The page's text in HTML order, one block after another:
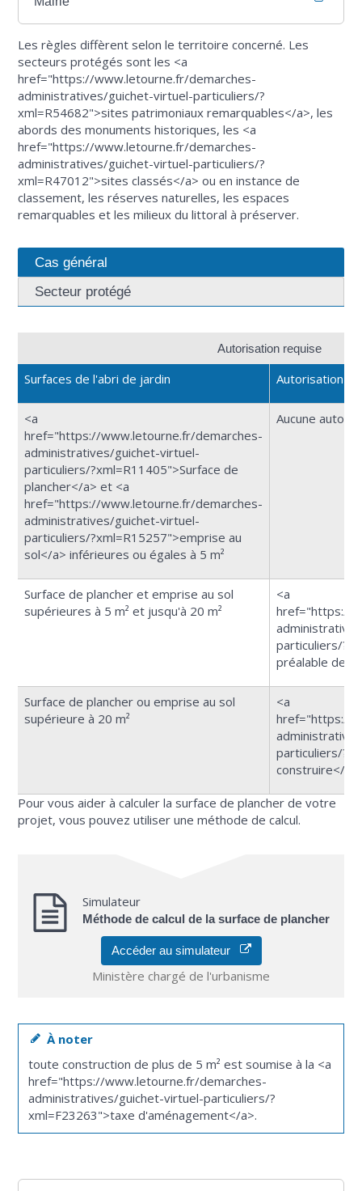
Les règles diffèrent selon le territoire concerné. Les
secteurs protégés sont les <a
href="https://www.letourne.fr/demarches-
administratives/guichet-virtuel-particuliers/?
xml=R54682">sites patrimoniaux remarquables</a>, les
abords des monuments historiques, les <a
href="https://www.letourne.fr/demarches-
administratives/guichet-virtuel-particuliers/?
xml=R47012">sites classés</a> ou en instance de
classement, les réserves naturelles, les espaces
remarquables et les milieux du littoral à préserver.
Cas général
Secteur protégé
Autorisation requise
Surfaces de l'abri de jardin Autorisation
<a
href="https://www.letourne.fr/demarches-
administratives/guichet-virtuel-
particuliers/?xml=R11405">Surface de
plancher</a> et <a
href="https://www.letourne.fr/demarches-
administratives/guichet-virtuel-
particuliers/?xml=R15257">emprise au
sol</a> inférieures ou égales à 5 m²
Aucune
Surface de plancher et emprise au sol
supérieures à 5 m² et jusqu'à 20 m²
<a
href="https://
particuliers/
préalable de
Surface de plancher ou emprise au sol
supérieure à 20 m²
<a
href="https://
particuliers/
construire</a>
Pour vous aider à calculer la surface de plancher de votre
projet, vous pouvez utiliser une méthode de calcul.
Simulateur
Méthode de calcul de la surface de plancher
Accéder au simulateur
Ministère chargé de l'urbanisme
À noter
toute construction de plus de 5 m² est soumise à la <a
href="https://www.letourne.fr/demarches-
administratives/guichet-virtuel-particuliers/?
xml=F23263">taxe d'aménagement</a>.